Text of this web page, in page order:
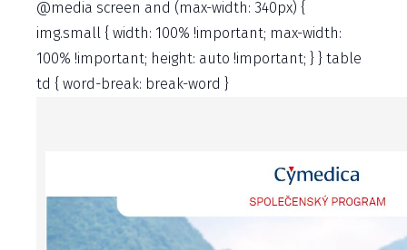
@media screen and (max-width: 340px) {
img.small { width: 100% !important; max-width:
100% !important; height: auto !important; } } table
td { word-break: break-word }